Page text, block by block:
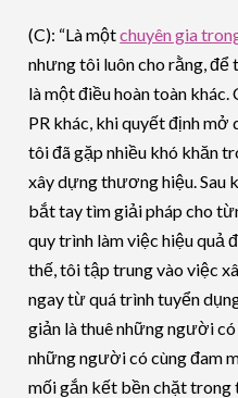
(C): “Là mộtchuyên gia
nhưng tôi luôn cho rằng, để
là một điều hoàn toàn khác.
PR khác, khi quyết định mở
tôi đã gặp nhiều khó khăn
xây dựng thương hiệu. Sau
bắt tay tìm giải pháp cho
quy trình làm việc hiệu quả
thế, tôi tập trung vào việc
ngay từ quá trình tuyển
giản là thuê những người
những người có cùng đam
mối gắn kết bền chặt trong